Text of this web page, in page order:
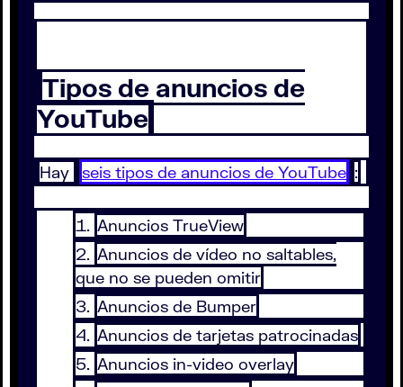
Tipos de anuncios de
YouTube
Hay seis tipos de anuncios de YouTube :
Anuncios TrueView
Anuncios de vídeo no saltables,
que no se pueden omitir
Anuncios de Bumper
Anuncios de tarjetas patrocinadas
Anuncios in-video overlay